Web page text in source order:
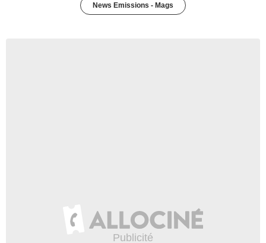
News Emissions - Mags